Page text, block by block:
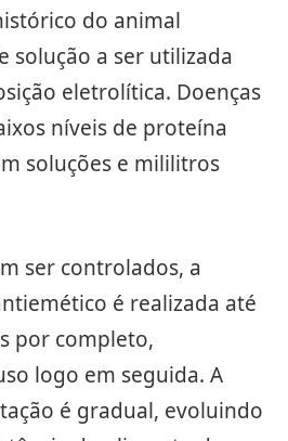
do animal
solução a ser utilizada
eletrolítica. Doenças
níveis de proteína
soluções e mililitros
ser controlados, a
é realizada até
por completo,
logo em seguida. A
é gradual, evoluindo